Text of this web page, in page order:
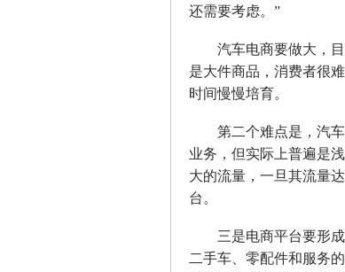
还需要考虑。”
汽车电商要做大，目
是大件商品，消费者很
时间慢慢培育。
第二个难点是，汽车
业务，但实际上普遍是
大的流量，一旦其流量
台。
三是电商平台要形成
二手车、零配件和服务